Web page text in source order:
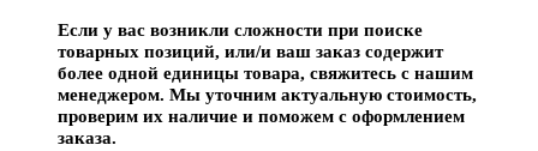
Если у вас возникли сложности при поиске
товарных позиций, или/и ваш заказ содержит
более одной единицы товара, свяжитесь с нашим
менеджером. Мы уточним актуальную стоимость,
проверим их наличие и поможем с оформлением
заказа.